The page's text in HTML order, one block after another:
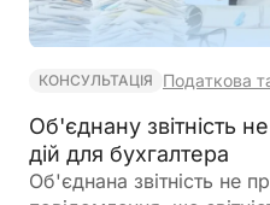
КОНСУЛЬТАЦІЯ Податкова
Об'єднану звітність
дій для бухгалтера
Об'єднана звітність не прийнята. Прийшло